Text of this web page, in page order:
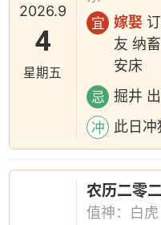
2026.9
4
星期五
宜 嫁娶
友 纳
安床
忌 掘井
冲 此日
农历二零
值神：白虎